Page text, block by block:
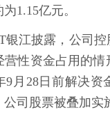
1.15亿元。
银江披露，公司
营性资金占用的情
9月28日前解决资
司股票被叠加实